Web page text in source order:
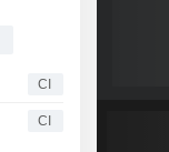
CI
CI